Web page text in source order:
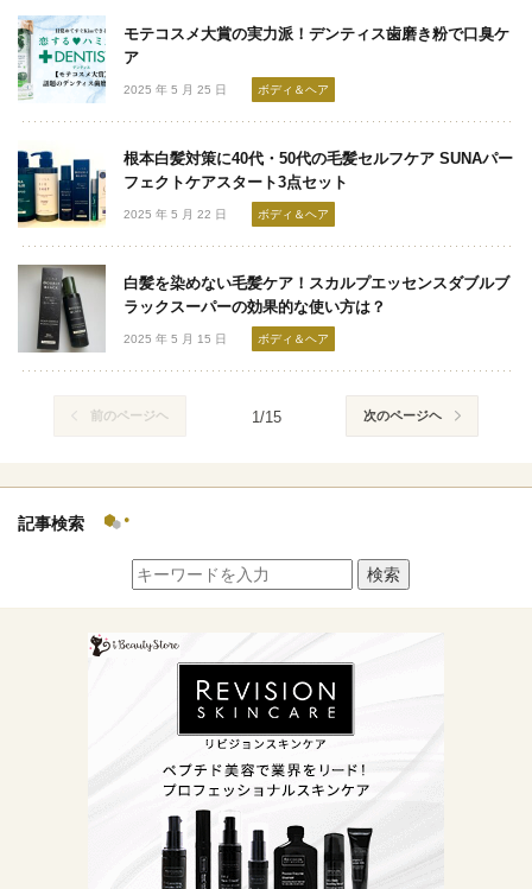
モテコスメ大賞の実力派！デンティス歯磨き粉で口臭ケ
ア
2025 年 5 月 25 日 ボディ＆ヘア
根本白髪対策に40代・50代の毛髪セルフケア SUNAパー
フェクトケアスタート3点セット
2025 年 5 月 22 日 ボディ＆ヘア
白髪を染めない毛髪ケア！スカルプエッセンスダブルブ
ラックスーパーの効果的な使い方は？
2025 年 5 月 15 日 ボディ＆ヘア
前のページヘ 1/15 次のページヘ
記事検索
検索